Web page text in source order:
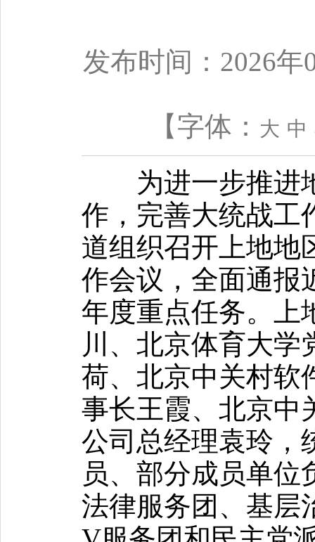
发布时间：2026年
【字体： 大 中
为进一步推进
作，完善大统战工
道组织召开上地地
作会议，全面通报
年度重点任务。上
川、北京体育大学
荷、北京中关村软
事长王霞、北京中
公司总经理袁玲，
员、部分成员单位
法律服务团、基层